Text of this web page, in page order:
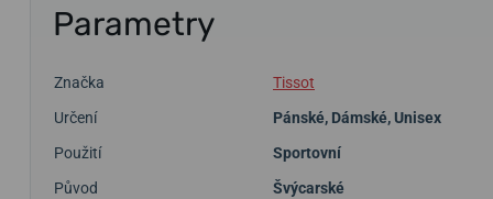
Parametry
Značka
Tissot
Určení
Pánské, Dámské,Unisex
Použití
Sportovní
Původ
Švýcarské